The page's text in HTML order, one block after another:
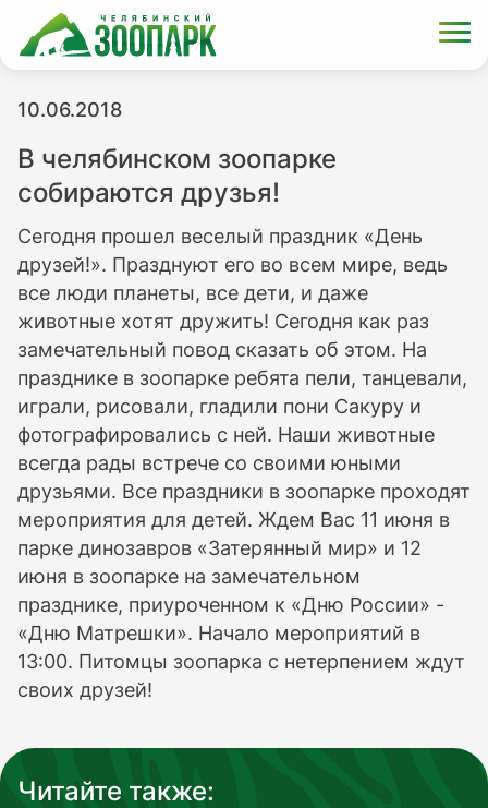
10.06.2018
В челябинском зоопарке
собираются друзья!
Сегодня прошел веселый праздник «День
друзей!». Празднуют его во всем мире, ведь
все люди планеты, все дети, и даже
животные хотят дружить! Сегодня как раз
замечательный повод сказать об этом. На
празднике в зоопарке ребята пели, танцевали,
играли, рисовали, гладили пони Сакуру и
фотографировались с ней. Наши животные
всегда рады встрече со своими юными
друзьями. Все праздники в зоопарке проходят
мероприятия для детей. Ждем Вас 11 июня в
парке динозавров «Затерянный мир» и 12
июня в зоопарке на замечательном
празднике, приуроченном к «Дню России» -
«Дню Матрешки». Начало мероприятий в
13:00. Питомцы зоопарка с нетерпением ждут
своих друзей!
Читайте также: